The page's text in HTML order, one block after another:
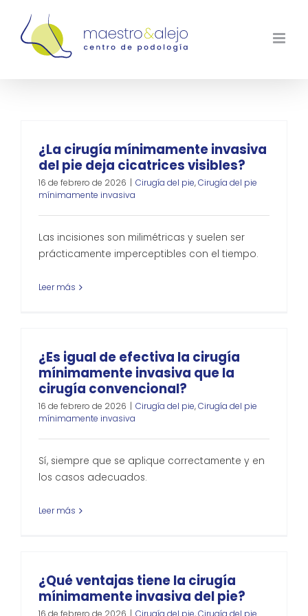
contenido
¿La cirugía mínimamente invasiva
del pie deja cicatrices visibles?
16 de febrero de 2026 | Cirugía del pie,Cirugía del pie
mínimamente invasiva
Las incisiones son milimétricas y suelen ser
prácticamente imperceptibles con el tiempo.
Leer más
¿Es igual de efectiva la cirugía
mínimamente invasiva que la
cirugía convencional?
16 de febrero de 2026 | Cirugía del pie,Cirugía del pie
mínimamente invasiva
Sí, siempre que se aplique correctamente y en
los casos adecuados.
Leer más
¿Qué ventajas tiene la cirugía
mínimamente invasiva del pie?
16 de febrero de 2026 | Cirugía del pie,Cirugía del pie